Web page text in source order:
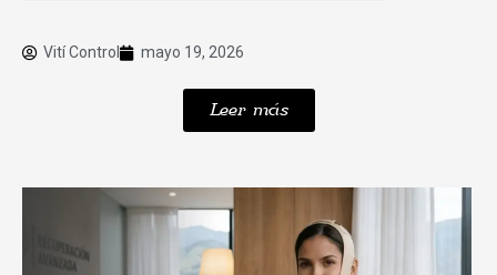
Vití Control mayo 19, 2026
Leer más